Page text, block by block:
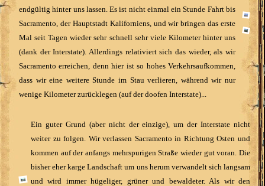
endgültig hinter uns lassen. Es ist nicht einmal ein Stunde Fahrt bis
Sacramento, der Hauptstadt Kaliforniens, und wir bringen das erste
Mal seit Tagen wieder sehr schnell sehr viele Kilometer hinter uns
(dank der Interstate). Allerdings relativiert sich das wieder, als wir
Sacramento erreichen, denn hier ist so hohes Verkehrsaufkommen,
dass wir eine weitere Stunde im Stau verlieren, während wir nur
wenige Kilometer zurücklegen (auf der doofen Interstate)...
Ein guter Grund (aber nicht der einzige), um der Interstate nicht
weiter zu folgen. Wir verlassen Sacramento in Richtung Osten und
kommen auf der anfangs mehrspurigen Straße wieder gut voran. Die
bisher eher karge Landschaft um uns herum verwandelt sich langsam
und wird immer hügeliger, grüner und bewaldeter. Als wir den